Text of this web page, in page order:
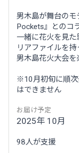
男木島が舞台のモ
Pockets』とのコ
一緒に花火を見
リアファイルを持
男木島花火大会を
※10月初旬に順次
はできません
お届け予定
2025年 10月
98人が支援